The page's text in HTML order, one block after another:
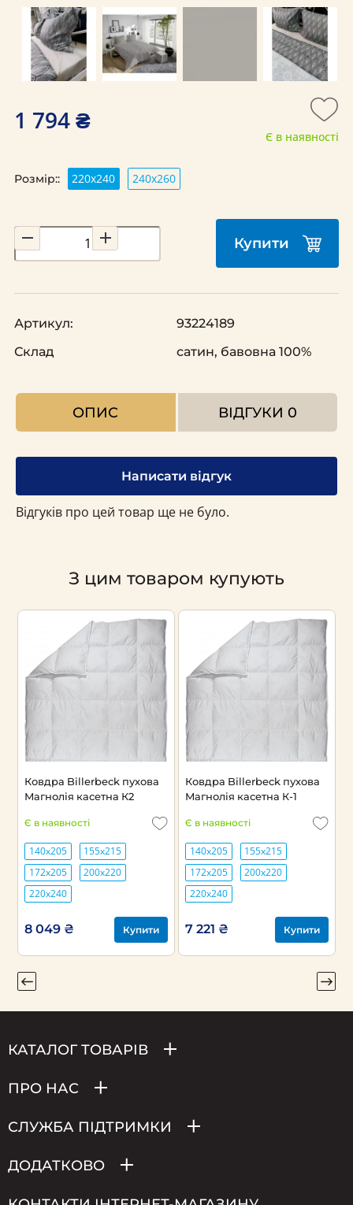
1 794 ₴
Є в наявності
Розмір:: 220х240 240х260
Купити
Артикул:
93224189
Склад
сатин, бавовна 100%
ОПИС ВІДГУКИ 0
Написати відгук
Відгуків про цей товар ще не було.
З цим товаром купують
Ковдра Billerbeck пухова
Магнолія касетна К2
Є в наявності
140х205
155х215
172х205
200х220
220х240
8 049 ₴ Купити
Ковдра Billerbeck пухова
Магнолія касетна К-1
Є в наявності
140х205
155х215
172х205
200х220
220х240
7 221 ₴ Купити
КАТАЛОГ ТОВАРІВ
ПРО НАС
СЛУЖБА ПІДТРИМКИ
ДОДАТКОВО